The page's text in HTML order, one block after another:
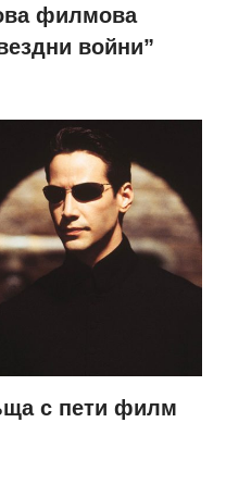
филмова
войни”
с пети филм